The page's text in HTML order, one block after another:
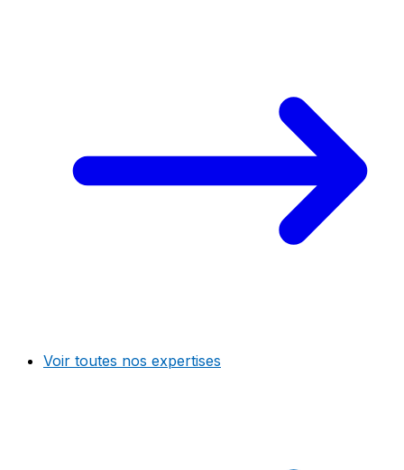
Voir toutes nos expertises